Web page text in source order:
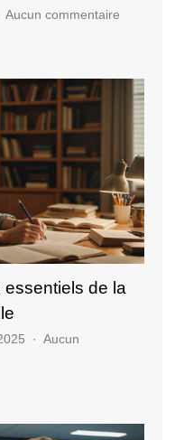
Aucun commentairesur
essentiels
surveiller
pour
un
site
web
de la
Aucun